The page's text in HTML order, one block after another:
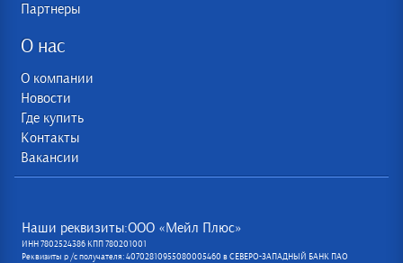
Партнеры
О нас
О компании
Новости
Где купить
Контакты
Вакансии
Наши реквизиты:ООО «Мейл Плюс»
ИНН 7802524386 КПП 780201001
Реквизиты р /с получателя: 40702810955080005460 в СЕВЕРО-ЗАПАДНЫЙ БАНК ПАО